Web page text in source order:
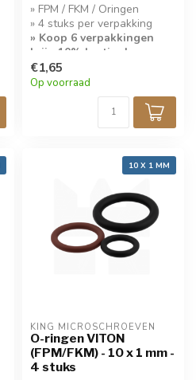
» FPM / FKM / Oringen
» 4 stuks per verpakking
» Koop 6 verpakkingen
krijg 10% korting!
€1,65
Op voorraad
10 X 1 MM
KING MICROSCHROEVEN
O-ringen VITON
(FPM/FKM) - 10 x 1 mm -
4 stuks